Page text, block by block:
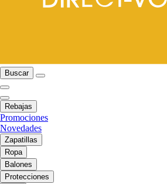
Buscar
Rebajas
Promociones
Novedades
Zapatillas
Ropa
Balones
Protecciones